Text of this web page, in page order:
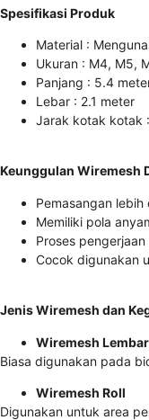
Spesifikasi Produk
Material :
Ukuran : M4, M5,
Panjang : 5.4
Lebar : 2.1 meter
Jarak kotak kotak
Keunggulan Wiremesh
Pemasangan
Memiliki pola
Proses
Cocok digunakan
Jenis Wiremesh dan
Wiremesh
Biasa digunakan pada
Wiremesh Roll
Digunakan untuk area